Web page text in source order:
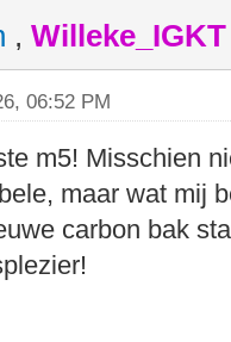
, Willeke_IGKT
06:52 PM
m5! Misschien
maar wat mij
carbon bak